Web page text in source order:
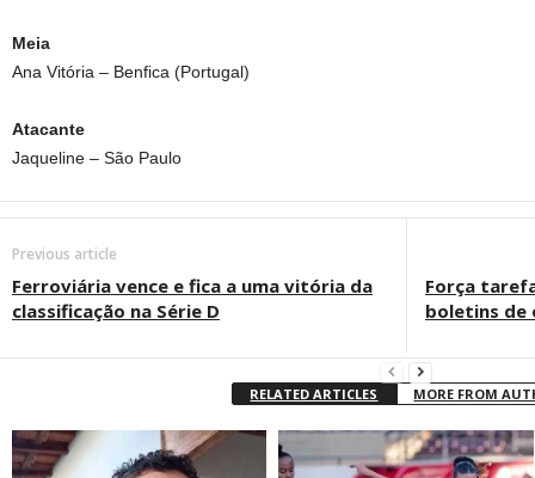
Meia
Ana Vitória – Benfica (Portugal)
Atacante
Jaqueline – São Paulo
Previous article
Ferroviária vence e fica a uma vitória da
classificação na Série D
Força
boletins de
RELATED ARTICLES MORE FROM